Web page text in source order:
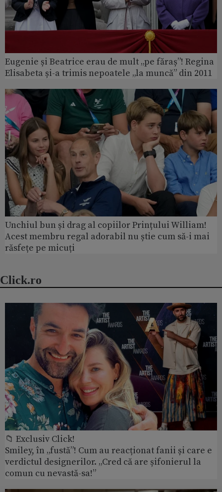
Eugenie și Beatrice erau de mult „pe făraș”! Regina
Elisabeta și-a trimis nepoatele „la muncă” din 2011
Unchiul bun și drag al copiilor Prințului William!
Acest membru regal adorabil nu știe cum să-i mai
răsfețe pe micuți
Click.ro
📁 Exclusiv Click!
Smiley, în „fustă”! Cum au reacționat fanii și care e
verdictul designerilor. „Cred că are șifonierul la
comun cu nevastă-sa!”